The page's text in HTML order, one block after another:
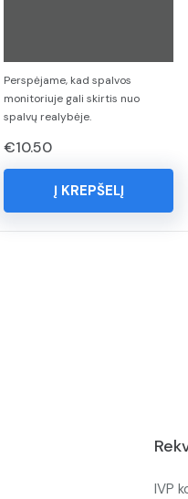
Perspėjame, kad spalvos
monitoriuje gali skirtis nuo
spalvų realybėje.
€10.50
Į KREPŠELĮ
IVP